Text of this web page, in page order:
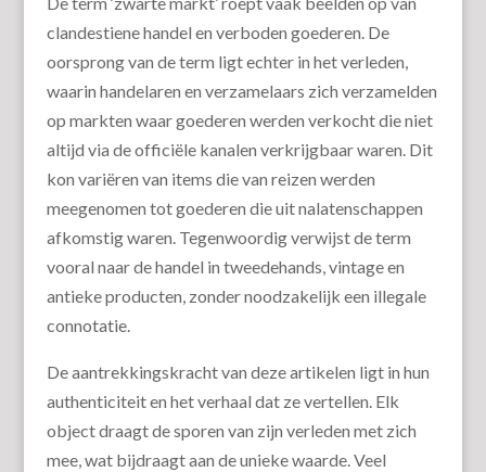
clandestiene handel en verboden goederen. De
oorsprong van de term ligt echter in het verleden,
waarin handelaren en verzamelaars zich verzamelden
op markten waar goederen werden verkocht die niet
altijd via de officiële kanalen verkrijgbaar waren. Dit
kon variëren van items die van reizen werden
meegenomen tot goederen die uit nalatenschappen
afkomstig waren. Tegenwoordig verwijst de term
vooral naar de handel in tweedehands, vintage en
antieke producten, zonder noodzakelijk een illegale
connotatie.
De aantrekkingskracht van deze artikelen ligt in hun
authenticiteit en het verhaal dat ze vertellen. Elk
object draagt de sporen van zijn verleden met zich
mee, wat bijdraagt aan de unieke waarde. Veel